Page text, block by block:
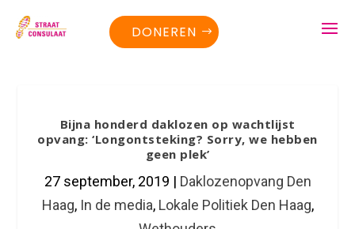
DONEREN
Bijna honderd daklozen op wachtlijst
opvang: ‘Longontsteking? Sorry, we hebben
geen plek’
27 september, 2019 | Daklozenopvang Den
Haag, In de media, Lokale Politiek Den Haag,